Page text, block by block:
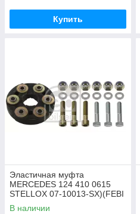
Купить
Эластичная муфта
MERCEDES 124 410 0615
STELLOX 07-10013-SX)(FEBI
1975)
В наличии